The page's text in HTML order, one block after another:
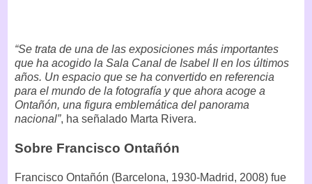
“Se trata de una de las exposiciones más importantes
que ha acogido la Sala Canal de Isabel II en los últimos
años. Un espacio que se ha convertido en referencia
para el mundo de la fotografía y que ahora acoge a
Ontañón, una figura emblemática del panorama
nacional”, ha señalado Marta Rivera.
Sobre Francisco Ontañón
Francisco Ontañón (Barcelona, 1930-Madrid, 2008) fue